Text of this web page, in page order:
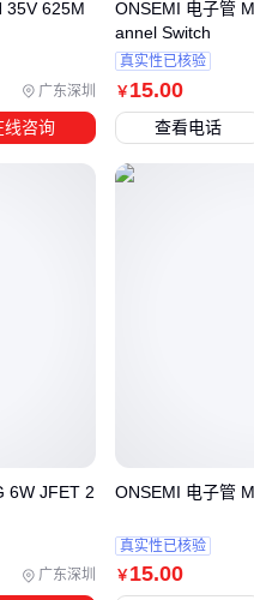
四
选
现
维度
命
保
广东深圳
35V 625M
线咨询
￥15.00
ONSEMI 电子管
annel Switch
真实性已核验
查看电话
广东深圳
6W JFET 2
￥ 15.00
ONSEMI 电子管
真实性已核验